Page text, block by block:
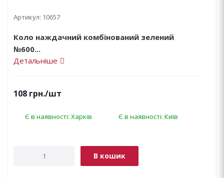
Артикул: 10657
Коло наждачний комбінований зелений
№600...
Детальніше
108 грн./шт
Є в наявності: Харків Є в наявності: Київ
В кошик